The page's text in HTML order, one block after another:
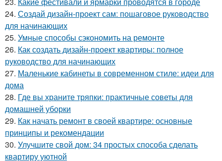
24. Создай дизайн-проект сам: пошаговое руководство
для начинающих
25. Умные способы сэкономить на ремонте
26. Как создать дизайн-проект квартиры: полное
руководство для начинающих
27. Маленькие кабинеты в современном стиле: идеи для
дома
28. Где вы храните тряпки: практичные советы для
домашней уборки
29. Как начать ремонт в своей квартире: основные
принципы и рекомендации
30. Улучшите свой дом: 34 простых способа сделать
квартиру уютной